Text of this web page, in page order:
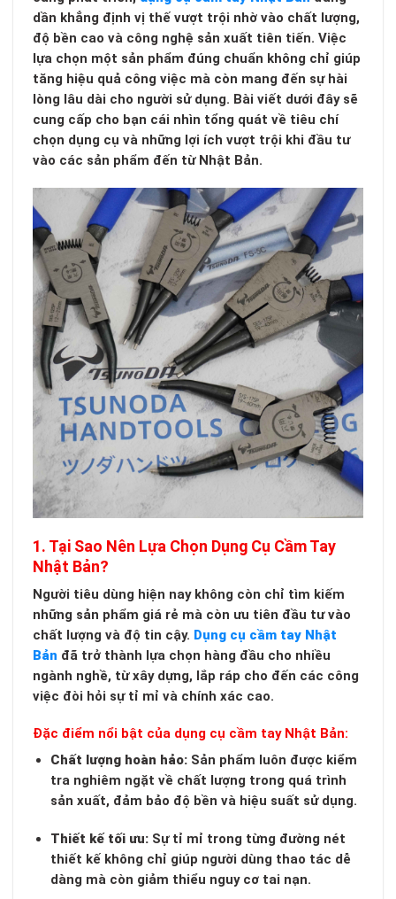
dần khẳng định vị thế vượt trội nhờ vào chất lượng,
độ bền cao và công nghệ sản xuất tiên tiến. Việc
lựa chọn một sản phẩm đúng chuẩn không chỉ giúp
tăng hiệu quả công việc mà còn mang đến sự hài
lòng lâu dài cho người sử dụng. Bài viết dưới đây sẽ
cung cấp cho bạn cái nhìn tổng quát về tiêu chí
chọn dụng cụ và những lợi ích vượt trội khi đầu tư
vào các sản phẩm đến từ Nhật Bản.
1. Tại Sao Nên Lựa Chọn Dụng Cụ Cầm Tay
Nhật Bản?
Người tiêu dùng hiện nay không còn chỉ tìm kiếm
những sản phẩm giá rẻ mà còn ưu tiên đầu tư vào
chất lượng và độ tin cậy. Dụng cụ cầm tay Nhật
Bản đã trở thành lựa chọn hàng đầu cho nhiều
ngành nghề, từ xây dựng, lắp ráp cho đến các công
việc đòi hỏi sự tỉ mỉ và chính xác cao.
Đặc điểm nổi bật của dụng cụ cầm tay Nhật Bản:
Chất lượng hoàn hảo:Sản phẩm luôn được kiểm
tra nghiêm ngặt về chất lượng trong quá trình
sản xuất, đảm bảo độ bền và hiệu suất sử dụng.
Thiết kế tối ưu:Sự tỉ mỉ trong từng đường nét
thiết kế không chỉ giúp người dùng thao tác dễ
dàng mà còn giảm thiểu nguy cơ tai nạn.